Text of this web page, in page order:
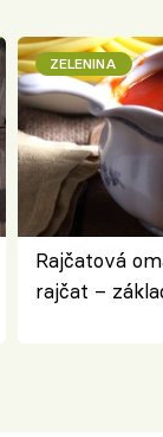
ZELENINA
Rajčatová
rajčat –